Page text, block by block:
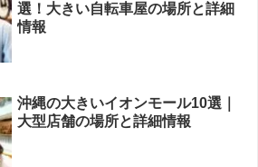
選！大きい自転車屋の場所と詳細
情報
沖縄の大きいイオンモール10選｜
大型店舗の場所と詳細情報